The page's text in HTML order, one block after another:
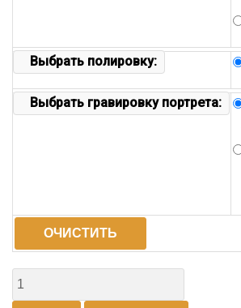
Выбрать полировку:
Выбрать гравировку портрета:
ОЧИСТИТЬ
Количество
товара